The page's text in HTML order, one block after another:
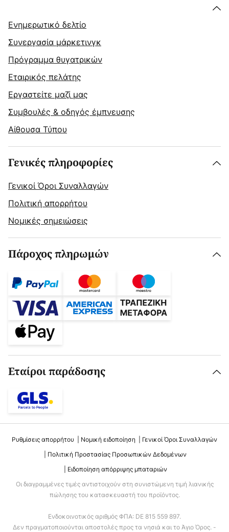
Ενημερωτικό δελτίο
Συνεργασία μάρκετινγκ
Πρόγραμμα θυγατρικών
Εταιρικός πελάτης
Εργαστείτε μαζί μας
Συμβουλές & οδηγός έμπνευσης
Αίθουσα Τύπου
Γενικές πληροφορίες
Γενικοί Όροι Συναλλαγών
Πολιτική απορρήτου
Νομικές σημειώσεις
Πάροχος πληρωμών
Εταίροι παράδοσης
Ρυθμίσεις απορρήτου Νομική ειδοποίηση
Γενικοί Όροι Συναλλαγών
Πολιτική Προστασίας Προσωπικών Δεδομένων
Ειδοποίηση απόρριψης μπαταριών
Οι διαγραμμένες τιμές αντιστοιχούν στη συνιστώμενη τιμή λιανικής
πώλησης του κατασκευαστή του προϊόντος.
Ενδοκοινοτικός αριθμός ΦΠΑ: DE 815 559 897.
Δεν πραγματοποιούνται αποστολές προς τα νησιά και το Άγιο Όρος. -